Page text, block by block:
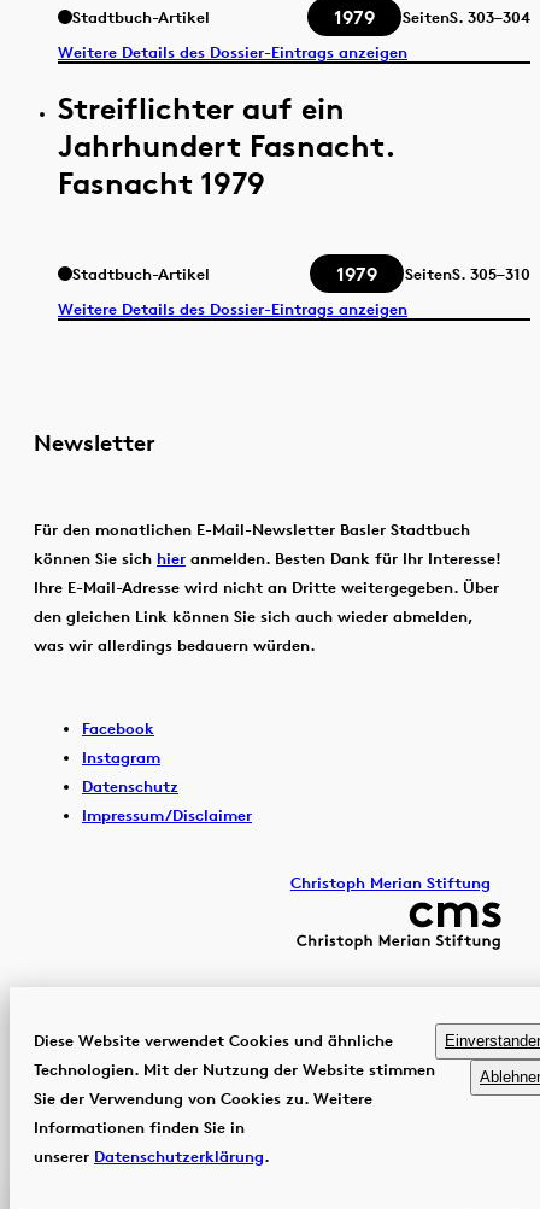
Stadtbuch-Artikel 1979 SeitenS. 303–304
Weitere Details des Dossier-Eintrags anzeigen
Streiflichter auf ein
Jahrhundert Fasnacht.
Fasnacht 1979
Stadtbuch-Artikel 1979 SeitenS. 305–310
Weitere Details des Dossier-Eintrags anzeigen
Newsletter
Für den monatlichen E-Mail-Newsletter Basler Stadtbuch
können Sie sich hier anmelden. Besten Dank für Ihr Interesse!
Ihre E-Mail-Adresse wird nicht an Dritte weitergegeben. Über
den gleichen Link können Sie sich auch wieder abmelden,
was wir allerdings bedauern würden.
Facebook
Instagram
Datenschutz
Impressum/Disclaimer
Christoph Merian Stiftung
Diese Website verwendet Cookies und ähnliche
Technologien. Mit der Nutzung der Website stimmen
Sie der Verwendung von Cookies zu. Weitere
Informationen finden Sie in
unserer Datenschutzerklärung.